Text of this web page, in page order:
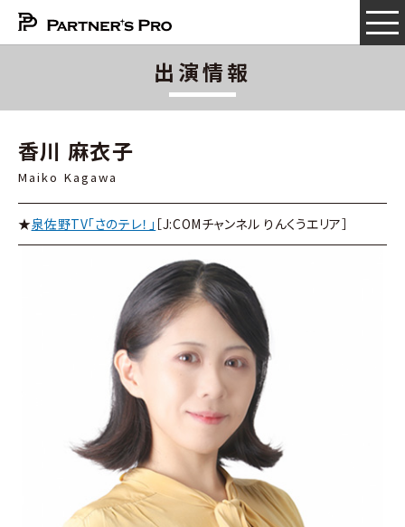
出演情報
香川 麻衣子
Maiko Kagawa
★泉佐野TV「さのテレ！」 ［J:COMチャンネル りんくうエリア］